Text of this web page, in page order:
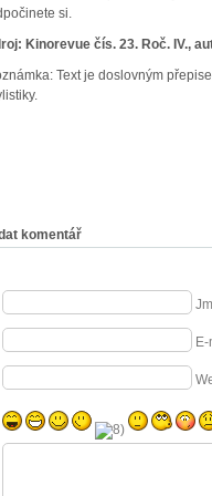
si.
Kinorevue čís. 23. Roč. IV.,
Text je doslovným
komentář